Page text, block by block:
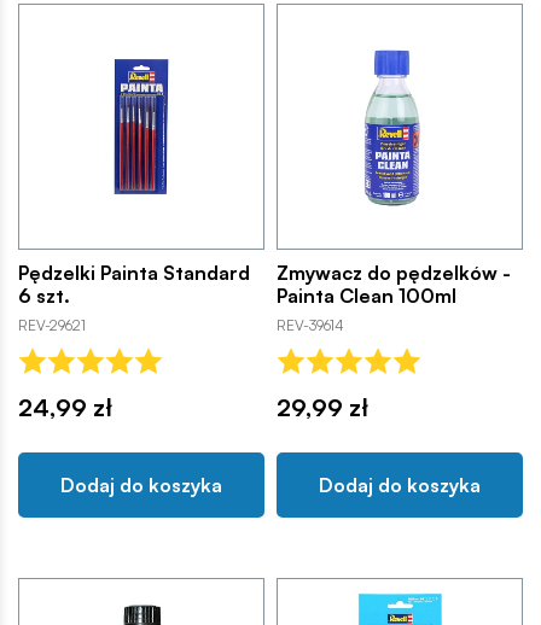
Pędzelki Painta Standard
6 szt.
REV-29621
24,99 zł
Dodaj do koszyka
Zmywacz do pędzelków -
Painta Clean 100ml
REV-39614
29,99 zł
Dodaj do koszyka